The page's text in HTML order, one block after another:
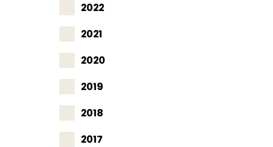
2022
2021
2020
2019
2018
2017